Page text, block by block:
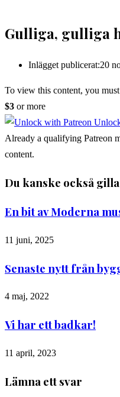
Gulliga, gulliga
Inlägget publicerat:20
To view this content, you
$3 or more
Already a qualifying Patreon
content.
Du kanske också
En bit av Moderna
11 juni, 2025
Senaste nytt från
4 maj, 2022
Vi har ett badkar!
11 april, 2023
Lämna ett svar